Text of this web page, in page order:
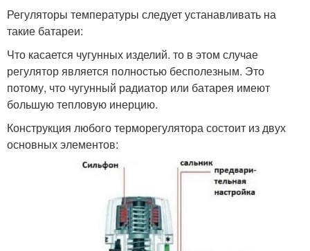
Регуляторы температуры следует устанавливать на
такие батареи:
Что касается чугунных изделий. то в этом случае
регулятор является полностью бесполезным. Это
потому, что чугунный радиатор или батарея имеют
большую тепловую инерцию.
Конструкция любого терморегулятора состоит из двух
основных элементов: